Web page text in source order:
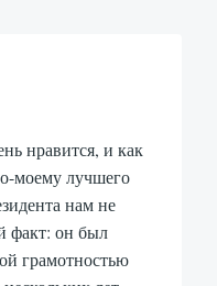
нравится, и как
моему лучшего
нам не
факт: он был
грамотностью